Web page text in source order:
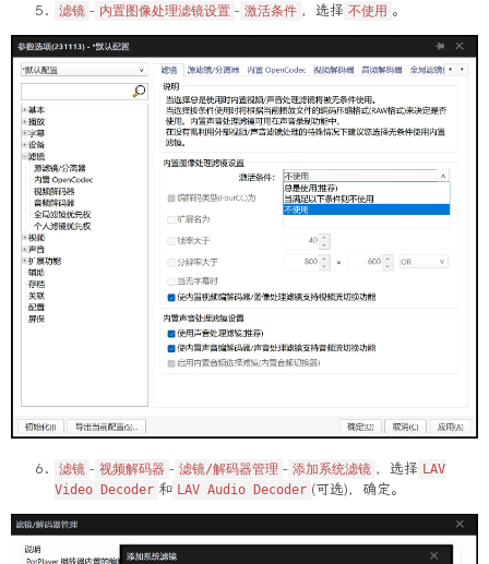
滤镜 - 内置图像处理滤镜设置 - 激活条件 ，选择 不使用 。
滤镜 - 视频解码器 - 滤镜/解码器管理 - 添加系统滤镜 ，选择 LAV
Video Decoder 和 LAV Audio Decoder (可选)，确定。